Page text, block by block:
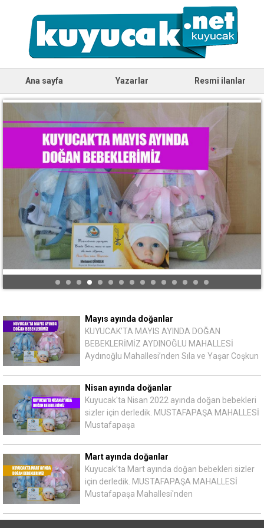
Ana sayfa Yazarlar Resmi ilanlar
Mayıs ayında doğanlar
KUYUCAK’TA MAYIS AYINDA DOĞAN
BEBEKLERİMİZ AYDINOĞLU MAHALLESİ
Aydınoğlu Mahallesi’nden Sıla ve Yaşar Coşkun
Nisan ayında doğanlar
Kuyucak'ta Nisan 2022 ayında doğan bebekleri
sizler için derledik. MUSTAFAPAŞA MAHALLESİ
Mustafapaşa
Mart ayında doğanlar
Kuyucak'ta Mart ayında doğan bebekleri sizler
için derledik. MUSTAFAPAŞA MAHALLESİ
Mustafapaşa Mahallesi'nden